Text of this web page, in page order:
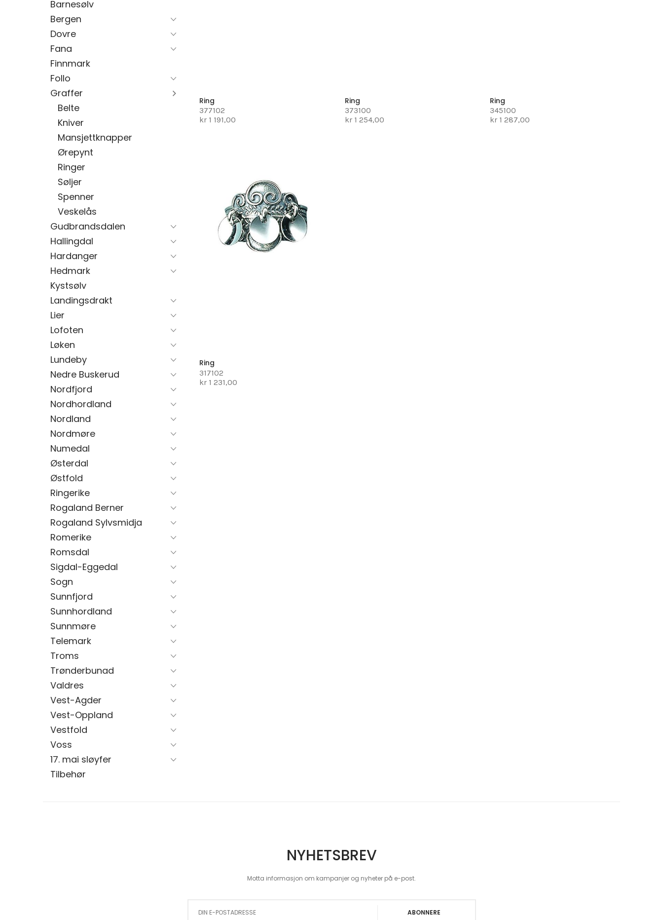
Barnesølv
Bergen
Dovre
Fana
Finnmark
Follo
Graffer
Belte
Kniver
Mansjettknapper
Ørepynt
Ringer
Søljer
Spenner
Veskelås
Gudbrandsdalen
Hallingdal
Hardanger
Hedmark
Kystsølv
Landingsdrakt
Lier
Lofoten
Løken
Lundeby
Nedre Buskerud
Nordfjord
Nordhordland
Nordland
Nordmøre
Numedal
Østerdal
Østfold
Ringerike
Rogaland Berner
Rogaland Sylvsmidja
Romerike
Romsdal
Sigdal-Eggedal
Sogn
Sunnfjord
Sunnhordland
Sunnmøre
Telemark
Troms
Trønderbunad
Valdres
Vest-Agder
Vest-Oppland
Vestfold
Voss
17. mai sløyfer
Tilbehør
Ring
377102
kr 1 191,00
Ring
373100
kr 1 254,00
Ring
345100
kr 1 287,00
Ring
317102
kr 1 231,00
NYHETSBREV
Motta informasjon om kampanjer og nyheter på e-post.
ABONNERE